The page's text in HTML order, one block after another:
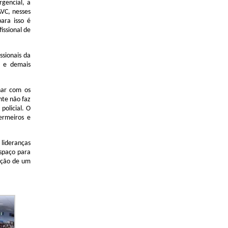
a
nesses
isso é
de
da
demais
com os
não faz
policial. O
e
para
de um